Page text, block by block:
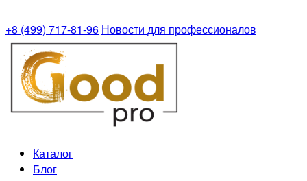
+8 (499) 717-81-96 Новости для профессионалов
Каталог
Блог